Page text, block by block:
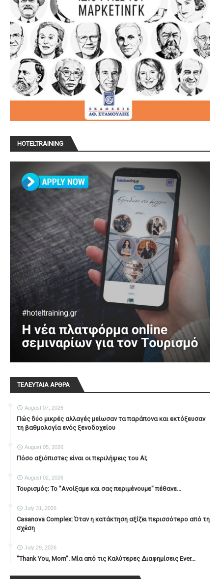
HOTELTRAINING
ΤΕΛΕΥΤΑΙΑ ΑΡΘΡΑ
August 07, 2026
Πώς δύο μικρές αλλαγές μείωσαν τα παράπονα και εκτόξευσαν
τη βαθμολογία ενός ξενοδοχείου
August 05, 2026
Πόσο αξιόπιστες είναι οι περιλήψεις του ΑΙ;
August 02, 2026
Τουρισμός: Το "Ανοίξαμε και σας περιμένουμε" πέθανε...
July 31, 2026
Casanova Complex: Όταν η κατάκτηση αξίζει περισσότερο από τη
σχέση
July 29, 2026
"Thank You, Mοm". Μία από τις Καλύτερες Διαφημίσεις Ever...